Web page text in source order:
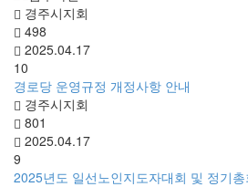
경주시지회
498
2025.04.17
10
경로당 운영규정 개정사항 안내
경주시지회
801
2025.04.17
9
2025년도 일선노인지도자대회 및 정기총